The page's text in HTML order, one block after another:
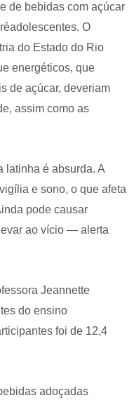
de bebidas com açúcar
O
do Estado do Rio
energéticos, que
de açúcar, deveriam
assim como as
latinha é absurda. A
e sono, o que afeta
pode causar
ao vício — alerta
Jeannette
do ensino
foi de 12,4
adoçadas